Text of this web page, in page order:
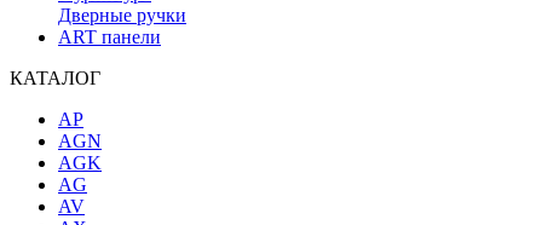
Дверные ручки
ART панели
КАТАЛОГ
AP
AGN
AGK
AG
AV